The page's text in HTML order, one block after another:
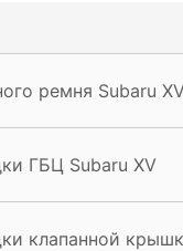
ремня Subaru
ГБЦ Subaru XV
клапанной